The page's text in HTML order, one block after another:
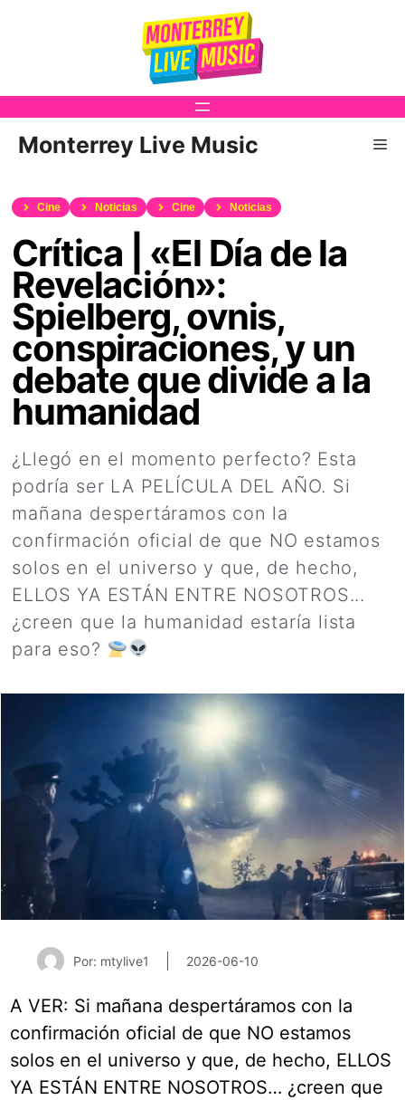
Monterrey Live Music
Cine Noticias Cine Noticias
Crítica | «El Día de la
Revelación»:
Spielberg, ovnis,
conspiraciones, y un
debate que divide a la
humanidad
¿Llegó en el momento perfecto? Esta
podría ser LA PELÍCULA DEL AÑO. Si
mañana despertáramos con la
confirmación oficial de que NO estamos
solos en el universo y que, de hecho,
ELLOS YA ESTÁN ENTRE NOSOTROS...
¿creen que la humanidad estaría lista
para eso?
Por: mtylive1 2026-06-10
A VER: Si mañana despertáramos con la
confirmación oficial de que NO estamos
solos en el universo y que, de hecho, ELLOS
YA ESTÁN ENTRE NOSOTROS… ¿creen que